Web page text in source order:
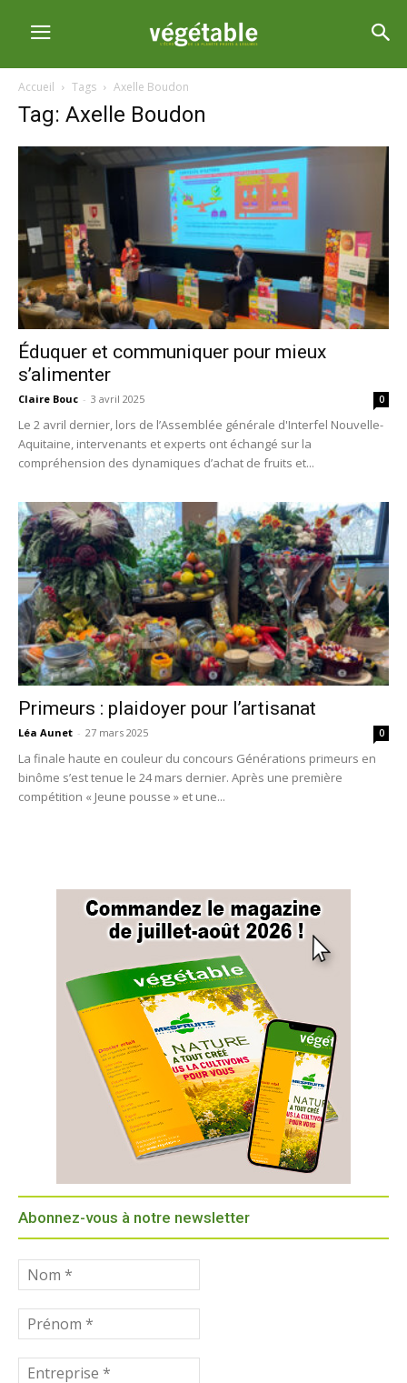
Accueil Tags Axelle Boudon
Tag: Axelle Boudon
Éduquer et communiquer pour mieux
s’alimenter
Claire Bouc - 3 avril 2025 0
Le 2 avril dernier, lors de l’Assemblée générale d'Interfel Nouvelle-
Aquitaine, intervenants et experts ont échangé sur la
compréhension des dynamiques d’achat de fruits et...
Primeurs : plaidoyer pour l’artisanat
Léa Aunet - 27 mars 2025 0
La finale haute en couleur du concours Générations primeurs en
binôme s’est tenue le 24 mars dernier. Après une première
compétition « Jeune pousse » et une...
Abonnez-vous à notre newsletter